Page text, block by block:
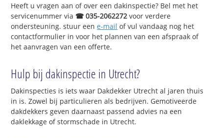
Heeft u vragen aan of over een dakinspectie? Bel met het
servicenummer via ☎ 035-2062272 voor verdere
ondersteuning. stuur eene-mail of vul vandaag nog het
contactformulier in voor het plannen van een afspraak of
het aanvragen van een offerte.
Hulp bij dakinspectie in Utrecht?
Dakinspecties is iets waar Dakdekker Utrecht al jaren thuis
in is. Zowel bij particulieren als bedrijven. Gemotiveerde
dakdekkers geven daarnaast passend advies na een
daklekkage of stormschade in Utrecht.